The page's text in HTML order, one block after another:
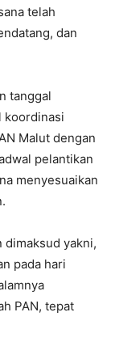
telah
dan
tanggal
koordinasi
Malut dengan
pelantikan
menyesuaikan
dimaksud yakni,
pada hari
PAN, tepat